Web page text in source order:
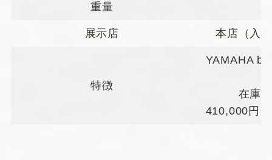
重量
展示店 本店（入
特徴
YAMAHA
在庫
410,000円